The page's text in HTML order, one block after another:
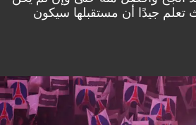
تعلم جيدًا أن مستقبلها سيكون